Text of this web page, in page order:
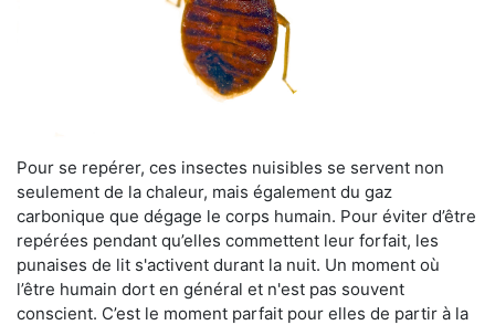
Pour se repérer, ces insectes nuisibles se servent non
seulement de la chaleur, mais également du gaz
carbonique que dégage le corps humain. Pour éviter d’être
repérées pendant qu’elles commettent leur forfait, les
punaises de lit s'activent durant la nuit. Un moment où
l’être humain dort en général et n'est pas souvent
conscient. C’est le moment parfait pour elles de partir à la